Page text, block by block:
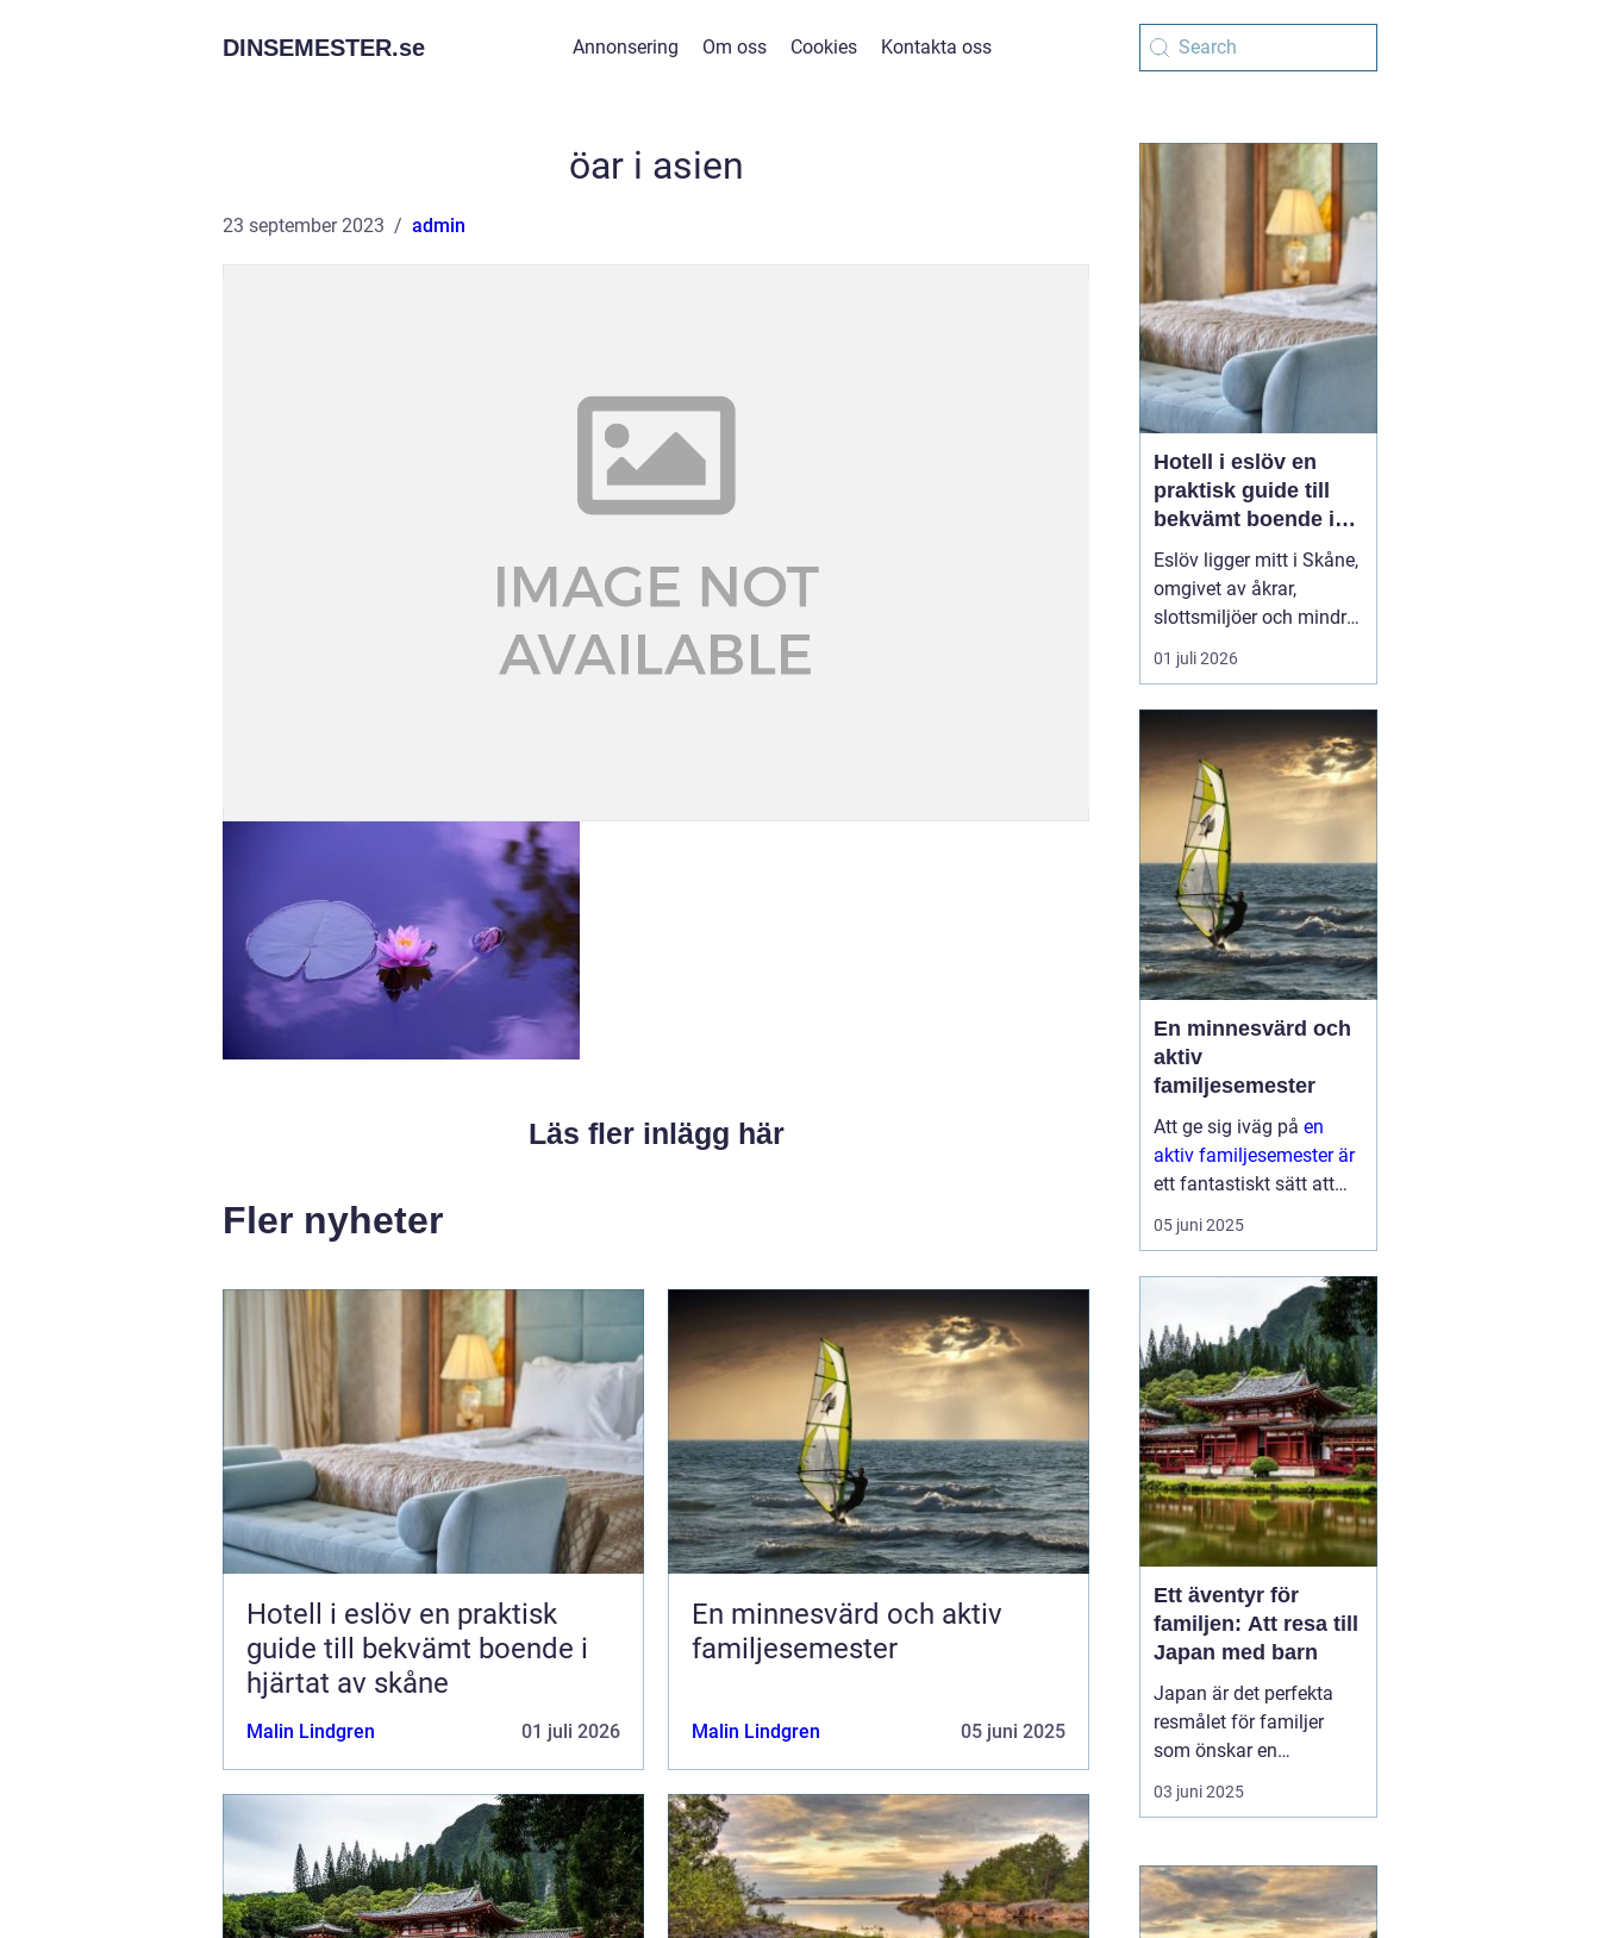
DINSEMESTER.se Annonsering Om oss Cookies Kontakta oss
öar i asien
23 september 2023 admin
Läs fler inlägg här
Fler nyheter
Hotell i eslöv en praktisk
guide till bekvämt boende i
hjärtat av skåne
Malin Lindgren 01 juli 2026
En minnesvärd och aktiv
familjesemester
Malin Lindgren 05 juni 2025
Hotell i eslöv en
praktisk guide till
bekvämt boende i
hjärtat av skåne
Eslöv ligger mitt i Skåne,
omgivet av åkrar,
slottsmiljöer och mindre
orter. Läget gör staden
till en smart bas för både
tåg når du snabbt Lund,
Malmö, Helsingborg och
Köpenhamn, och med bil
tar du dig lika smidigt
vidare ut på...
01 juli 2026
En minnesvärd och
aktiv
familjesemester
Att ge sig iväg på en
aktiv familjesemester är
ett fantastiskt sätt att
tillbringa tid med nära
och kära medan man
och platser. Det...
05 juni 2025
Ett äventyr för
familjen: Att resa till
Japan med barn
Japan är det perfekta
resmålet för familjer
som önskar en
kombination av
spännande kultur,
och moderna
underhållningsmöjlighet
er. Med sitt rykte som en
03 juni 2025